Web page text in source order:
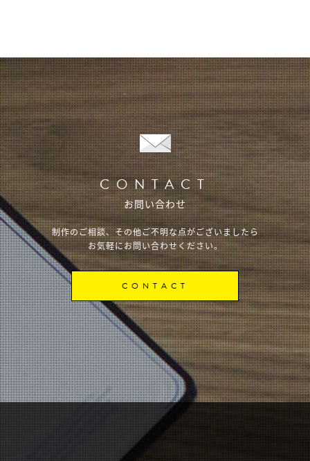
CONTACT
お問い合わせ
制作のご相談、その他ご不明な点がございましたら
お気軽にお問い合わせください。
CONTACT